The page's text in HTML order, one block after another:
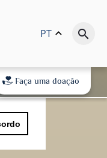
PT keyboard_arrow_up search
Faça uma doação